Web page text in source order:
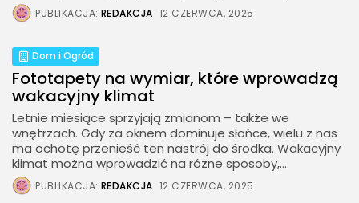
PUBLIKACJA: REDAKCJA 12 CZERWCA, 2025
Dom i Ogród
Fototapety na wymiar, które wprowadzą
wakacyjny klimat
Letnie miesiące sprzyjają zmianom – także we
wnętrzach. Gdy za oknem dominuje słońce, wielu z nas
ma ochotę przenieść ten nastrój do środka. Wakacyjny
klimat można wprowadzić na różne sposoby,...
PUBLIKACJA: REDAKCJA 12 CZERWCA, 2025